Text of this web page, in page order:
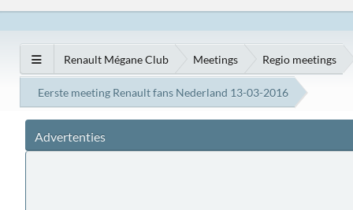
Renault Mégane Club Meetings Regio meetings
Eerste meeting Renault fans Nederland 13-03-2016
Advertenties